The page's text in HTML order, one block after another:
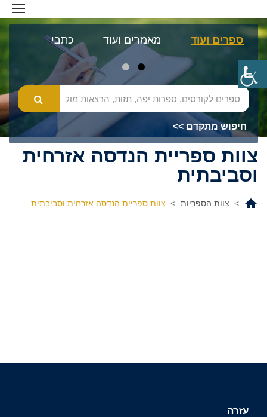
ספרים ועוד מאמרים ועוד כתבי עת
חיפוש מתקדם >>
צוות ספריית הנדסה אזרחית
וסביבתית
> צוות הספריות > צוות ספריית הנדסה אזרחית וסביבתית
עזרה